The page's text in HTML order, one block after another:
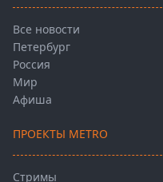
Все новости
Петербург
Россия
Мир
Афиша
ПРОЕКТЫ METRO
Стримы